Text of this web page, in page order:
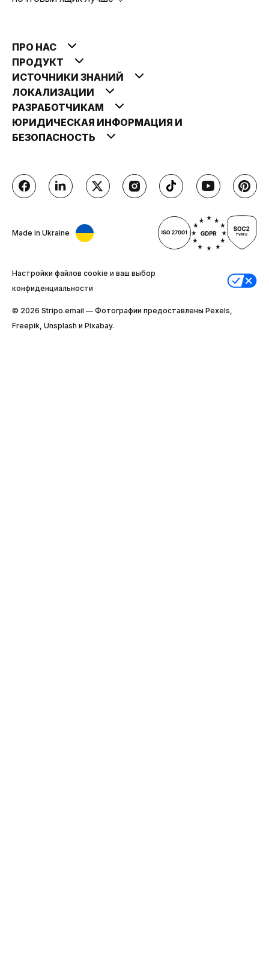
ПРО НАС
ПРОДУКТ
ИСТОЧНИКИ ЗНАНИЙ
ЛОКАЛИЗАЦИИ
РАЗРАБОТЧИКАМ
ЮРИДИЧЕСКАЯ ИНФОРМАЦИЯ И
БЕЗОПАСНОСТЬ
Made in Ukraine
Настройки файлов cookie и ваш выбор
конфиденциальности
© 2026 Stripо.email — Фотографии предоставлены Pexels,
Freepik, Unsplash и Pixabay.